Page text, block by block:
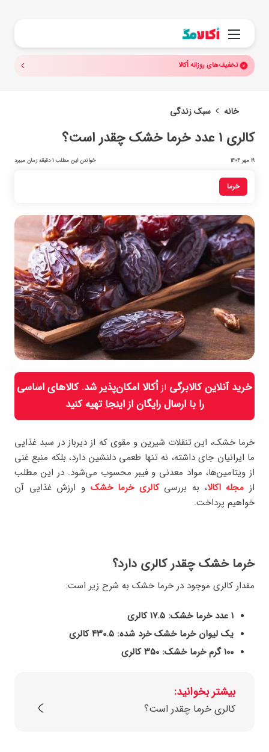
منو
تخفیف‌های روزانه اُکالا
خانه سبک زندگی
خرما
کالری ۱ عدد خرما خشک چقدر است؟
19 مهر 1404 خواندن این مطلب 1 دقیقه زمان میبرد
خرید آنلاین کالابرگی از اُکالا امکان‌پذیر شد. کالاهای اساسی
را با ارسال رایگان ازاینجاتهیه کنید
خرما خشک، این تنقلات شیرین و مقوی که از دیرباز در سبد غذایی
ما ایرانیان جای داشته، نه تنها طعمی دلنشین دارد، بلکه منبع غنی
از ویتامین‌ها، مواد معدنی و فیبر محسوب می‌شود. در این مطلب
از مجله اکالا، به بررسیکالری خرما خشک و ارزش غذایی آن
خواهیم پرداخت.
خرما خشک چقدر کالری دارد؟
مقدار کالری موجود در خرما خشک به شرح زیر است:
۱ عدد خرما خشک: ۱۷.۵ کالری
یک لیوان خرما خشک خرد شده: ۴۳۰.۵ کالری
۱۰۰ گرم خرما خشک: ۳۵۰ کالری
بیشتر بخوانید:
کالری خرما چقدر است؟